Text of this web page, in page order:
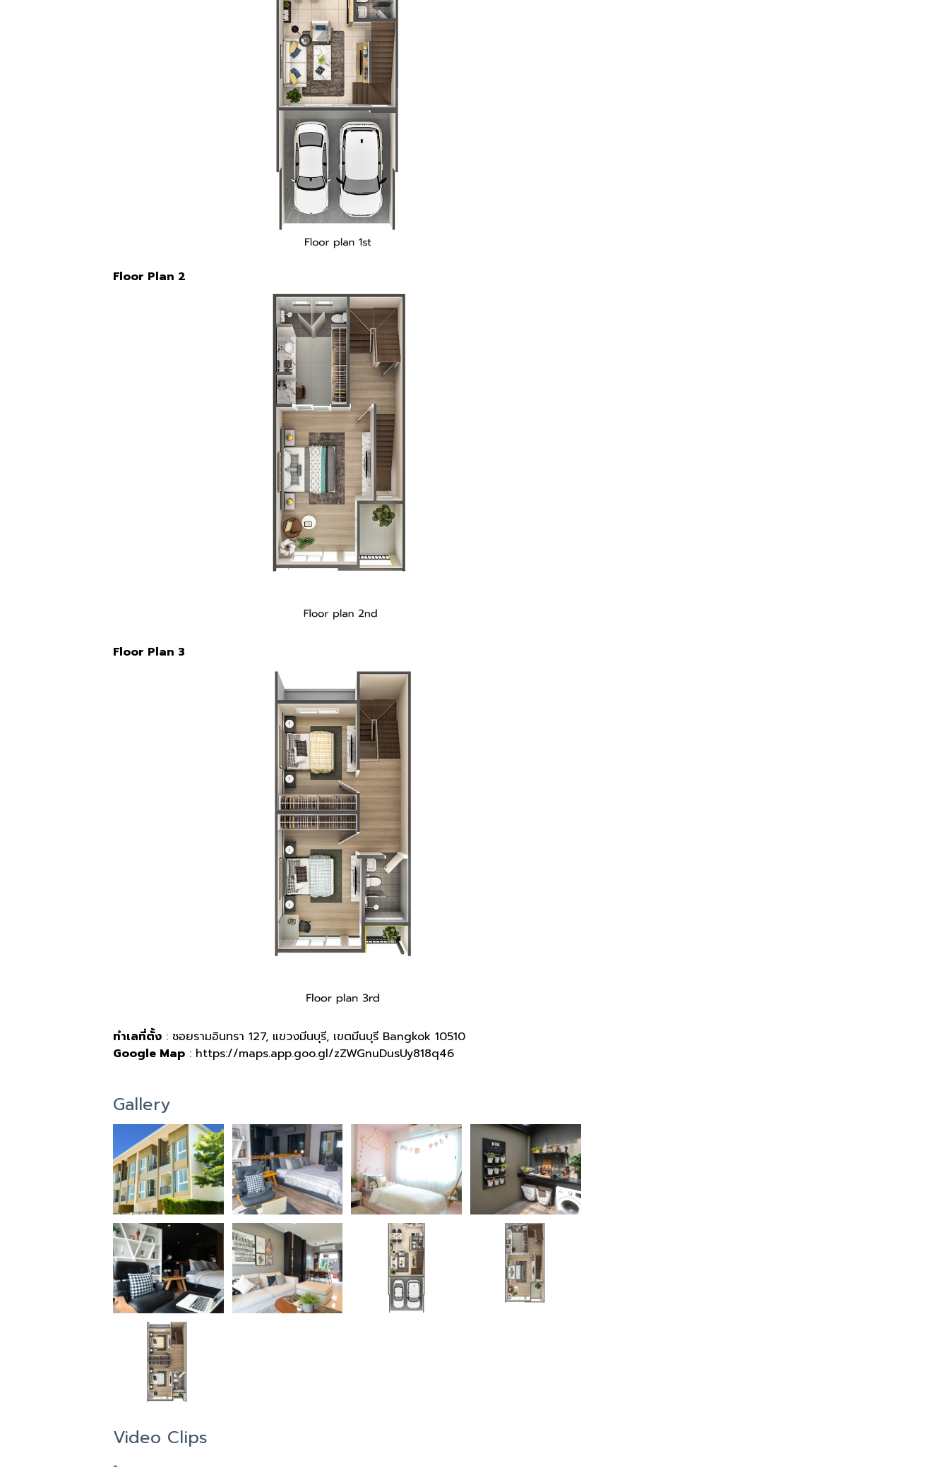
Floor Plan 2
Floor Plan 3
ทำเลที่ตั้ง : ซอยรามอินทรา 127, แขวงมีนบุรี, เขตมีนบุรี Bangkok 10510
Google Map : https://maps.app.goo.gl/zZWGnuDusUy818q46
Gallery
Video Clips
-